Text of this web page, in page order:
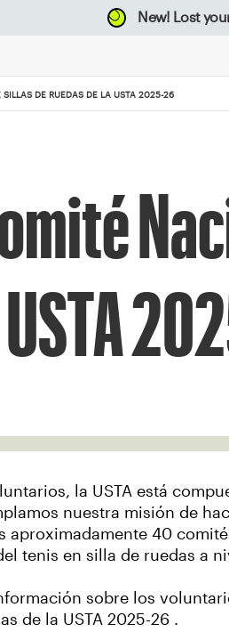
New! Lost
DE RUEDAS DE LA USTA 2025-26
USTA
la USTA está
nuestra misión de
aproximadamente 40
tenis en silla de ruedas a
sobre los
de la USTA 2025-26 .